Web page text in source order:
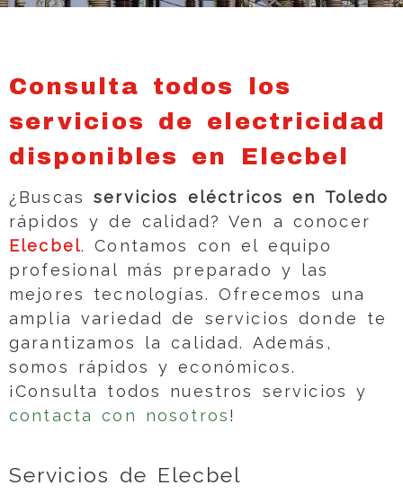
Consulta todos los
servicios de electricidad
disponibles en Elecbel
¿Buscasservicios eléctricos en Toledo
rápidos y de calidad? Ven a conocer
Elecbel. Contamos con el equipo
profesional más preparado y las
mejores tecnologías. Ofrecemos una
amplia variedad de servicios donde te
garantizamos la calidad. Además,
somos rápidos y económicos.
¡Consulta todos nuestros servicios y
contacta con nosotros!
Servicios de Elecbel